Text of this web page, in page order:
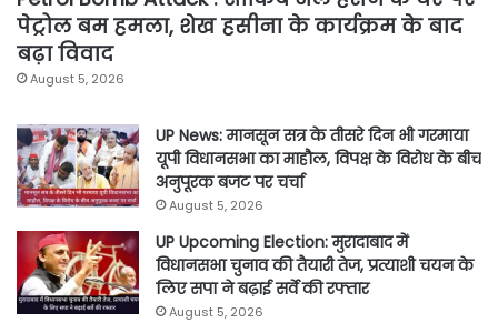
पेट्रोल बम हमला, शेख हसीना के कार्यक्रम के बाद
बढ़ा विवाद
August 5, 2026
UP News: मानसून सत्र के तीसरे दिन भी गरमाया
यूपी विधानसभा का माहौल, विपक्ष के विरोध के बीच
अनुपूरक बजट पर चर्चा
August 5, 2026
UP Upcoming Election: मुरादाबाद में
विधानसभा चुनाव की तैयारी तेज, प्रत्याशी चयन के
लिए सपा ने बढ़ाई सर्वे की रफ्तार
August 5, 2026